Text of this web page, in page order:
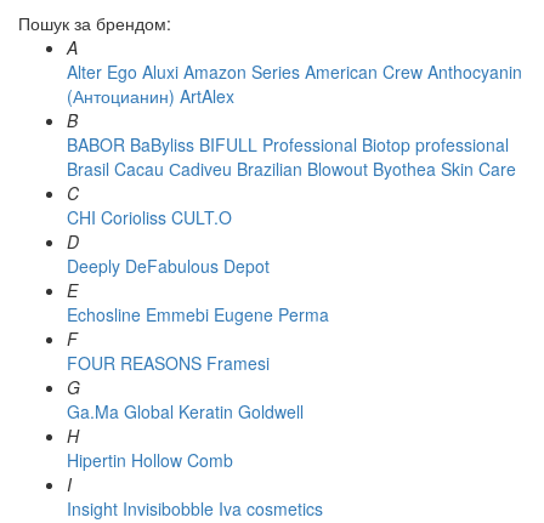
Пошук за брендом:
A
Alter Ego Aluxi Amazon Series American Crew Anthocyanin
(Антоцианин) ArtAlex
B
BABOR BaByliss BIFULL Professional Biotop professional
Brasil Cacau Сadiveu Brazilian Blowout Byothea Skin Care
C
CHI Corioliss CULT.O
D
Deeply DeFabulous Depot
E
Echosline Emmebi Eugene Perma
F
FOUR REASONS Framesi
G
Ga.Ma Global Keratin Goldwell
H
Hipertin Hollow Comb
I
Insight Invisibobble Iva cosmetics